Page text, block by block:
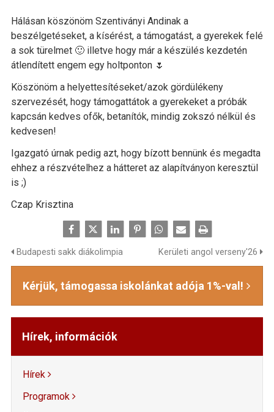
Hálásan köszönöm Szentiványi Andinak a
beszélgetéseket, a kísérést, a támogatást, a gyerekek felé
a sok türelmet 🙂 illetve hogy már a készülés kezdetén
átlendített engem egy holtponton 🌷
Köszönöm a helyettesítéseket/azok gördülékeny
szervezését, hogy támogattátok a gyerekeket a próbák
kapcsán kedves ofők, betanítók, mindig zokszó nélkül és
kedvesen!
Igazgató úrnak pedig azt, hogy bízott bennünk és megadta
ehhez a részvételhez a hátteret az alapítványon keresztül
is ;)
Czap Krisztina
Budapesti sakk diákolimpia Kerületi angol verseny'26
Kérjük, támogassa iskolánkat adója 1%-val!
Hírek, információk
Hírek
Programok